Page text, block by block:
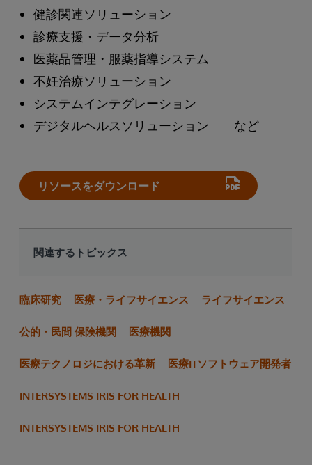
健診関連ソリューション
診療支援・データ分析
医薬品管理・服薬指導システム
不妊治療ソリューション
システムインテグレーション
デジタルヘルスソリューション など
リソースをダウンロード
関連するトピックス
臨床研究 医療・ライフサイエンス ライフサイエンス
公的・民間 保険機関 医療機関
医療テクノロジにおける革新 医療ITソフトウェア開発者
INTERSYSTEMS IRIS FOR HEALTH
INTERSYSTEMS IRIS FOR HEALTH